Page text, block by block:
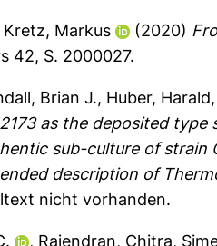
Kretz, Markus (2020)
42, S. 2000027.
Brian J., Huber, Harald
as the deposited
sub-culture of
description of
nicht vorhanden.
, Rajendran, Chitra,